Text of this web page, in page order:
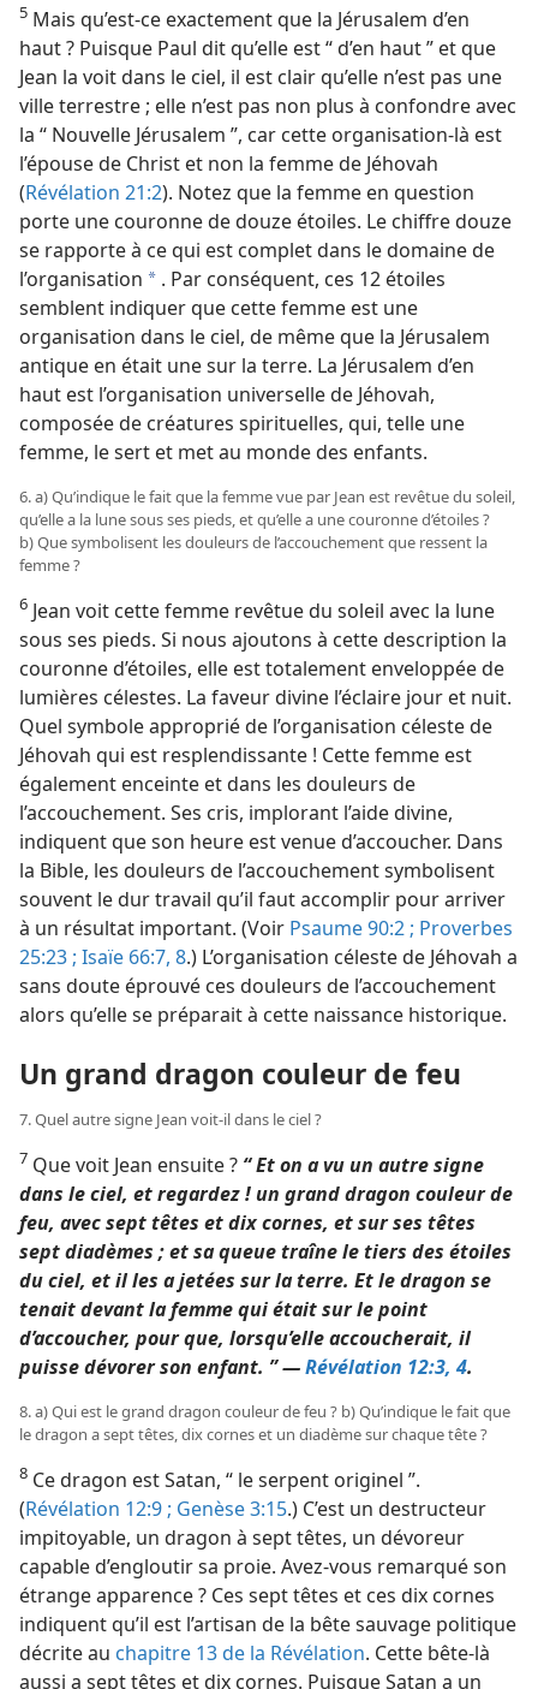
5 Mais qu’est-​ce exactement que la Jérusalem d’en
haut ? Puisque Paul dit qu’elle est “ d’en haut ” et que
Jean la voit dans le ciel, il est clair qu’elle n’est pas une
ville terrestre ; elle n’est pas non plus à confondre avec
la “ Nouvelle Jérusalem ”, car cette organisation-​là est
l’épouse de Christ et non la femme de Jéhovah
(Révélation 21:2). Notez que la femme en question
porte une couronne de douze étoiles. Le chiffre douze
se rapporte à ce qui est complet dans le domaine de
l’organisation a . Par conséquent, ces 12 étoiles
semblent indiquer que cette femme est une
organisation dans le ciel, de même que la Jérusalem
antique en était une sur la terre. La Jérusalem d’en
haut est l’organisation universelle de Jéhovah,
composée de créatures spirituelles, qui, telle une
femme, le sert et met au monde des enfants.
6. a) Qu’indique le fait que la femme vue par Jean est revêtue du soleil,
qu’elle a la lune sous ses pieds, et qu’elle a une couronne d’étoiles ?
b) Que symbolisent les douleurs de l’accouchement que ressent la
femme ?
6 Jean voit cette femme revêtue du soleil avec la lune
sous ses pieds. Si nous ajoutons à cette description la
couronne d’étoiles, elle est totalement enveloppée de
lumières célestes. La faveur divine l’éclaire jour et nuit.
Quel symbole approprié de l’organisation céleste de
Jéhovah qui est resplendissante ! Cette femme est
également enceinte et dans les douleurs de
l’accouchement. Ses cris, implorant l’aide divine,
indiquent que son heure est venue d’accoucher. Dans
la Bible, les douleurs de l’accouchement symbolisent
souvent le dur travail qu’il faut accomplir pour arriver
à un résultat important. (Voir Psaume 90:2 ; Proverbes
25:23 ; Isaïe 66:7, 8.) L’organisation céleste de Jéhovah a
sans doute éprouvé ces douleurs de l’accouchement
alors qu’elle se préparait à cette naissance historique.
Un grand dragon couleur de feu
7. Quel autre signe Jean voit-​il dans le ciel ?
7 Que voit Jean ensuite ? “ Et on a vu un autre signe
dans le ciel, et regardez ! un grand dragon couleur de
feu, avec sept têtes et dix cornes, et sur ses têtes
sept diadèmes ; et sa queue traîne le tiers des étoiles
du ciel, et il les a jetées sur la terre. Et le dragon se
tenait devant la femme qui était sur le point
d’accoucher, pour que, lorsqu’elle accoucherait, il
puisse dévorer son enfant. ” —Révélation 12:3, 4.
8. a) Qui est le grand dragon couleur de feu ? b) Qu’indique le fait que
le dragon a sept têtes, dix cornes et un diadème sur chaque tête ?
8 Ce dragon est Satan, “ le serpent originel ”.
(Révélation 12:9 ; Genèse 3:15.) C’est un destructeur
impitoyable, un dragon à sept têtes, un dévoreur
capable d’engloutir sa proie. Avez-​vous remarqué son
étrange apparence ? Ces sept têtes et ces dix cornes
indiquent qu’il est l’artisan de la bête sauvage politique
décrite au chapitre 13 de la Révélation. Cette bête-​là
aussi a sept têtes et dix cornes. Puisque Satan a un